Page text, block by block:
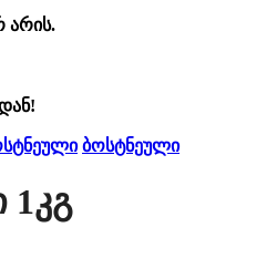
არის.
ბოსტნეული